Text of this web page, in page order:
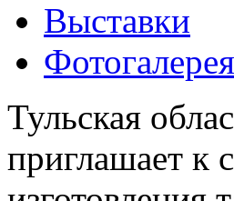
Выставки
Фотогалерея
Тульская
приглашает к